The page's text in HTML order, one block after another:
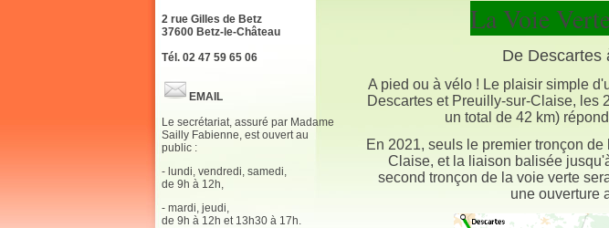
2 rue Gilles de Betz
37600 Betz-le-Château
Tél. 02 47 59 65 06
EMAIL
Le secrétariat, assuré par Madame
Sailly Fabienne, est ouvert au
public :
- lundi, vendredi, samedi,
de 9h à 12h,
- mardi, jeudi,
de 9h à 12h et 13h30 à 17h.
La Voie
De Descartes
A pied ou à vélo ! Le plaisir simple
Descartes et Preuilly-sur-Claise, les
un total de 42 km)
En 2021, seuls le premier tronçon
Claise, et la liaison balisée
second tronçon de la voie verte
une ouverture